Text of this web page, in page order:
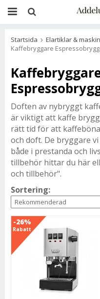
Startsida
Elartiklar &
Kaffebryggare
Doften av nybryggt
är viktigt att kaffe
rätt tid för att
och doft. De bryggare
både i prestanda och
tillbehör hittar du här
och tillbehör".
Sortering:
-26%
Rabatt